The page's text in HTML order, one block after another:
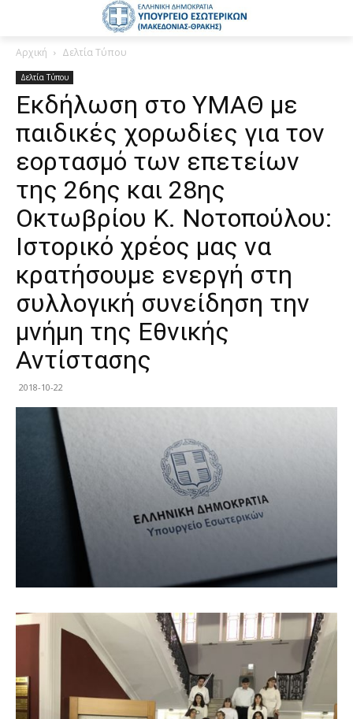
Αρχική Δελτία Τύπου
Δελτία Τύπου
Εκδήλωση στο ΥΜΑΘ με
παιδικές χορωδίες για τον
εορτασμό των επετείων
της 26ης και 28ης
Οκτωβρίου Κ. Νοτοπούλου:
Ιστορικό χρέος μας να
κρατήσουμε ενεργή στη
συλλογική συνείδηση την
μνήμη της Εθνικής
Αντίστασης
2018-10-22